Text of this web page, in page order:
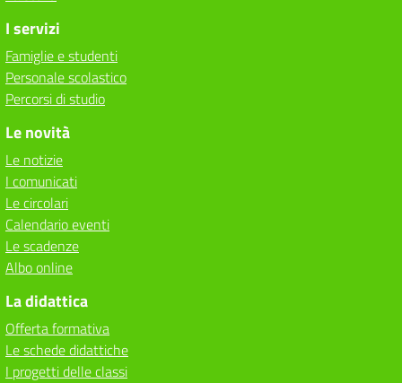
I servizi
Famiglie e studenti
Personale scolastico
Percorsi di studio
Le novità
Le notizie
I comunicati
Le circolari
Calendario eventi
Le scadenze
Albo online
La didattica
Offerta formativa
Le schede didattiche
I progetti delle classi